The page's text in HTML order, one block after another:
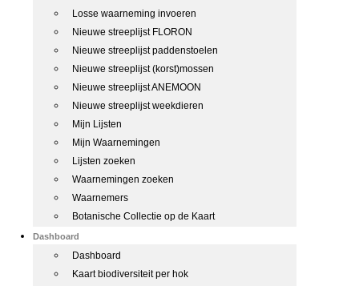
Losse waarneming invoeren
Nieuwe streeplijst FLORON
Nieuwe streeplijst paddenstoelen
Nieuwe streeplijst (korst)mossen
Nieuwe streeplijst ANEMOON
Nieuwe streeplijst weekdieren
Mijn Lijsten
Mijn Waarnemingen
Lijsten zoeken
Waarnemingen zoeken
Waarnemers
Botanische Collectie op de Kaart
Dashboard
Dashboard
Kaart biodiversiteit per hok